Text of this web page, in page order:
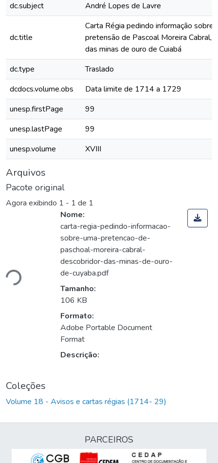
dc.subject
André Lopes de Lavre
dc.title
Carta Régia pedindo informação sobre
pretensão de Pascoal Moreira Cabral,
das minas de ouro de Cuiabá
dc.type
Traslado
dcdocs.volume.obs
Data limite de 1714 a 1729
unesp.firstPage
99
unesp.lastPage
99
unesp.volume
XVIII
Arquivos
Pacote original
Agora exibindo 1 - 1 de 1
Nome:
carta-regia-pedindo-informacao-
sobre-uma-pretencao-de-
paschoal-moreira-cabral-
descobridor-das-minas-de-ouro-
de-cuyaba.pdf
Tamanho:
106 KB
Formato:
Adobe Portable Document
Format
Descrição:
Coleções
Volume 18 - Avisos e cartas régias (1714- 29)
PARCEIROS